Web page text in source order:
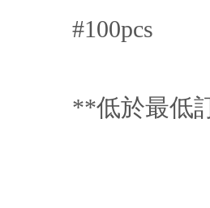
#100pcs
**低於最低